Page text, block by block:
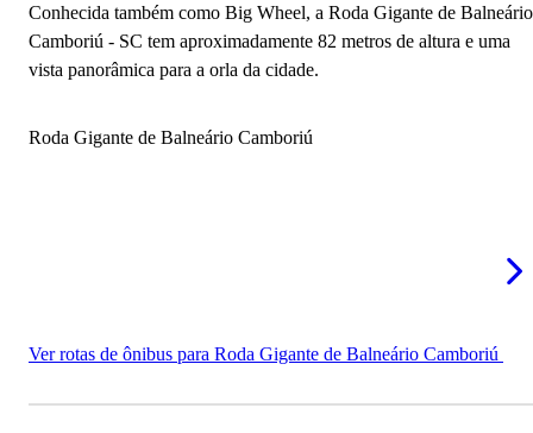
ZipRider e Youhooo
Estação Barra Sul do Parque Unipraias
Conhecida também como Big Wheel, a Roda Gigante de Balneário
Camboriú - SC tem aproximadamente 82 metros de altura e uma
vista panorâmica para a orla da cidade.
Roda Gigante de Balneário Camboriú
Ver rotas de ônibus para Roda Gigante de Balneário Camboriú